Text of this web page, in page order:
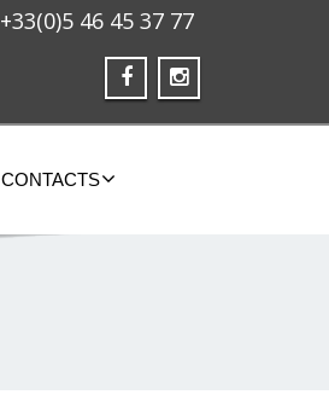
+33(0)5 46 45 37 77
CONTACTS